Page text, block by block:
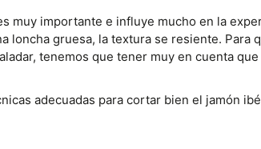
muy importante e influye mucho en la
loncha gruesa, la textura se resiente. Para
tenemos que tener muy en cuenta que
adecuadas para cortar bien el jamón